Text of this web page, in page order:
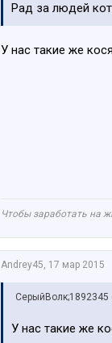
Рад за людей
У нас такие же
Чтобы заработать на
Andrey45, 17 мар 2015
СерыйВолк;1892345
У нас такие же